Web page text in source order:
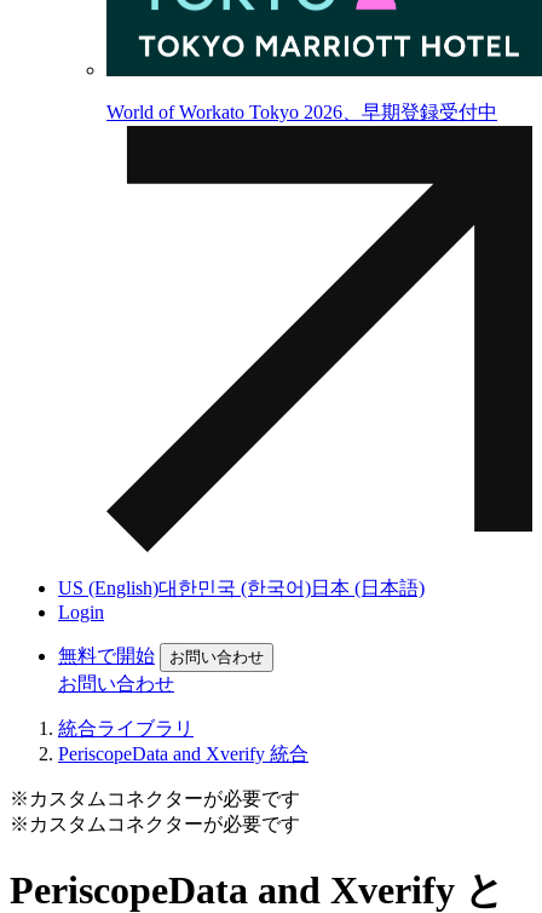
World of Workato Tokyo 2026、早期登録受付中
US (English)대한민국 (한국어)日本 (日本語)
Login
無料で開始 お問い合わせ
お問い合わせ
統合ライブラリ
PeriscopeData and Xverify 統合
※カスタムコネクターが必要です
※カスタムコネクターが必要です
PeriscopeData and Xverify と